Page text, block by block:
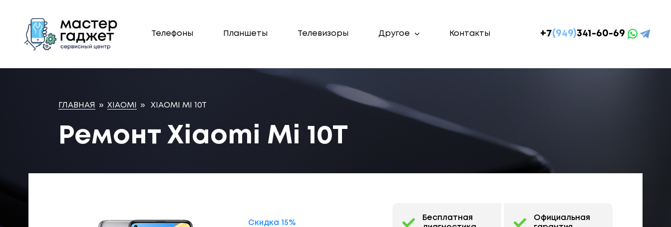
Телефоны Планшеты Телевизоры Другое Контакты +7(949)341-60-69
ГЛАВНАЯ » XIAOMI » XIAOMI MI 10T
Ремонт Xiaomi Mi 10T
Скидка 15%
Бесплатная
Официальная